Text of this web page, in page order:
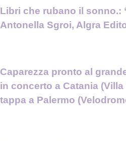
Libri che rubano il sonno.:
Antonella Sgroi, Algra
Caparezza pronto al
in concerto a Catania (Villa
tappa a Palermo